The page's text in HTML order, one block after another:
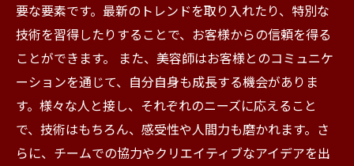
要な要素です。最新のトレンドを取り入れたり、特別な
技術を習得したりすることで、お客様からの信頼を得る
ことができます。 また、美容師はお客様とのコミュニケ
ーションを通じて、自分自身も成長する機会がありま
す。様々な人と接し、それぞれのニーズに応えること
で、技術はもちろん、感受性や人間力も磨かれます。さ
らに、チームでの協力やクリエイティブなアイデアを出